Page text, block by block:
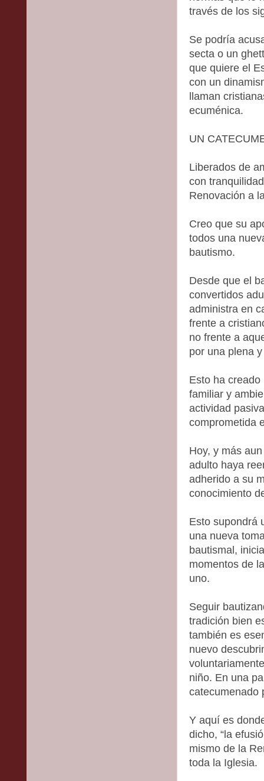
través de los
Se podría
secta o un
que quiere el
con un
llaman
ecuménica.
UN
Liberados de
con
Renovación a
Creo que su
todos una
bautismo.
Desde que el
convertidos
administra en
frente a
no frente a
por una plena
Esto ha
familiar y
actividad
comprometida
Hoy, y más
adulto haya
adherido a su
conocimiento
Esto supondrá
una nueva
bautismal,
momentos de
uno.
Seguir
tradición bien
también es
nuevo
niño. En una
catecumenado
Y aquí es
dicho, “la
mismo de la
toda la Iglesia.